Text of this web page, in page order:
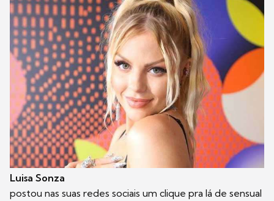
Luisa Sonza
postou nas suas redes sociais um clique pra lá de sensual